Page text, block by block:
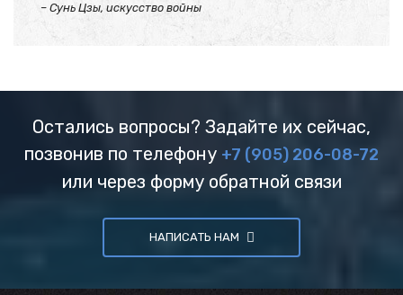
– Сунь Цзы, искусство войны
Остались вопросы? Задайте их сейчас,
позвонив по телефону +7 (905) 206-08-72
или через форму обратной связи
НАПИСАТЬ НАМ